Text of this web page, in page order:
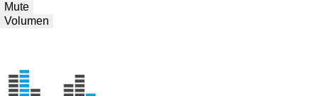
Mute
Volumen